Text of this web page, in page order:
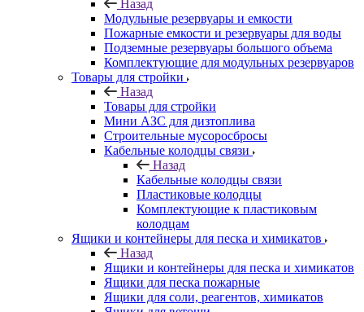
Назад
Модульные резервуары и емкости
Пожарные емкости и резервуары для воды
Подземные резервуары большого объема
Комплектующие для модульных резервуаров
Товары для стройки
Назад
Товары для стройки
Мини АЗС для дизтоплива
Строительные мусоросбросы
Кабельные колодцы связи
Назад
Кабельные колодцы связи
Пластиковые колодцы
Комплектующие к пластиковым
колодцам
Ящики и контейнеры для песка и химикатов
Назад
Ящики и контейнеры для песка и химикатов
Ящики для песка пожарные
Ящики для соли, реагентов, химикатов